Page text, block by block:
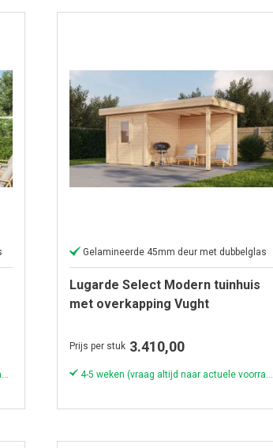
4-5 weken (vraag altijd naar actuele voorraad & levertijd!)
Gelamineerde 45mm deur met dubbelglas
Lugarde Select Modern tuinhuis
met overkapping Vught
Onbehandeld
Prijs per stuk 3.410,00
4-5 weken (vraag altijd naar actuele voorraad & levertijd!)